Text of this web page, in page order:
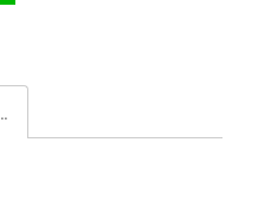
ประเทศสิงคโปร์